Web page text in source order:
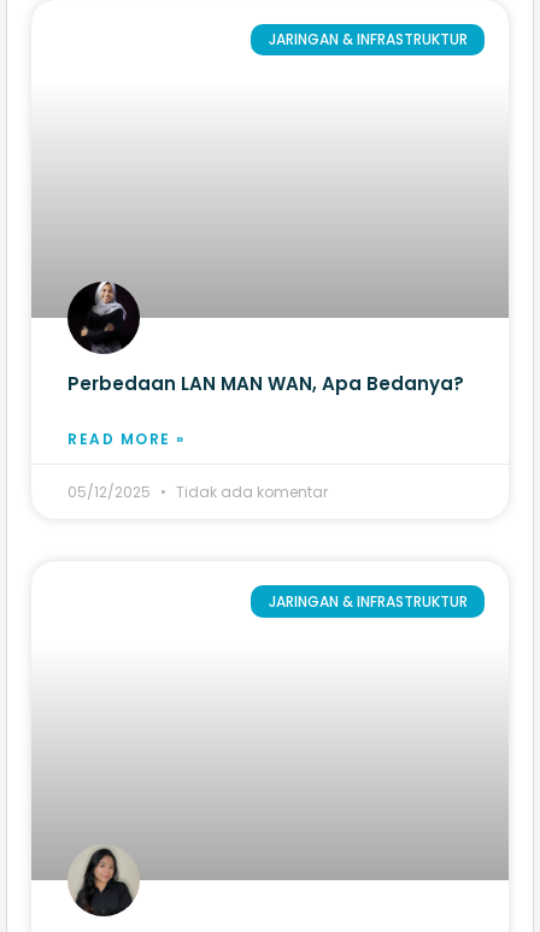
JARINGAN & INFRASTRUKTUR
Perbedaan LAN MAN WAN, Apa Bedanya?
READ MORE »
05/12/2025 Tidak ada komentar
JARINGAN & INFRASTRUKTUR